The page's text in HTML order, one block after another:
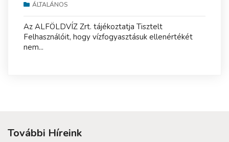
ÁLTALÁNOS
Az ALFÖLDVÍZ Zrt. tájékoztatja Tisztelt
Felhasználóit, hogy vízfogyasztásuk ellenértékét
nem...
További Híreink